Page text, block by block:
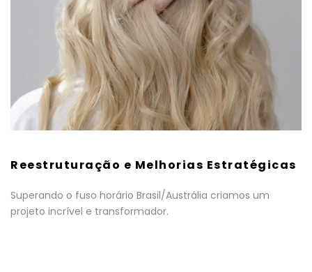
Reestruturação e Melhorias Estratégicas
Superando o fuso horário Brasil/Austrália criamos um
projeto incrível e transformador.